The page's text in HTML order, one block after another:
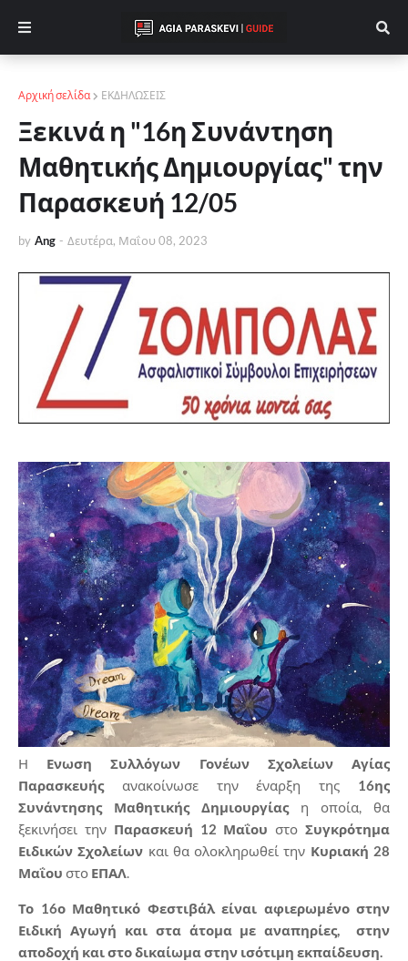
Αρχική σελίδα ΕΚΔΗΛΩΣΕΙΣ
Ξεκινά η "16η Συνάντηση
Μαθητικής Δημιουργίας" την
Παρασκευή 12/05
by Ang - Δευτέρα, Μαΐου 08, 2023
Η Ενωση Συλλόγων Γονέων Σχολείων Αγίας
Παρασκευής ανακοίνωσε την έναρξη της 16ης
Συνάντησης Μαθητικής Δημιουργίας η οποία, θα
ξεκινήσει την Παρασκευή 12 Μαΐου στοΣυγκρότημα
Ειδικών Σχολείων και θα ολοκληρωθεί την Κυριακή 28
Μαΐου στο ΕΠΑΛ.
Το 16ο Μαθητικό Φεστιβάλ είναι αφιερωμένο στην
Ειδική Αγωγή και στα άτομα με αναπηρίες, στην
αποδοχή και στο δικαίωμα στην ισότιμη εκπαίδευση.